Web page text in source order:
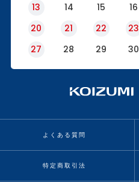
13
14 15 16
20
21 22 23
27
28 29 30
よくある質問
特定商取引法